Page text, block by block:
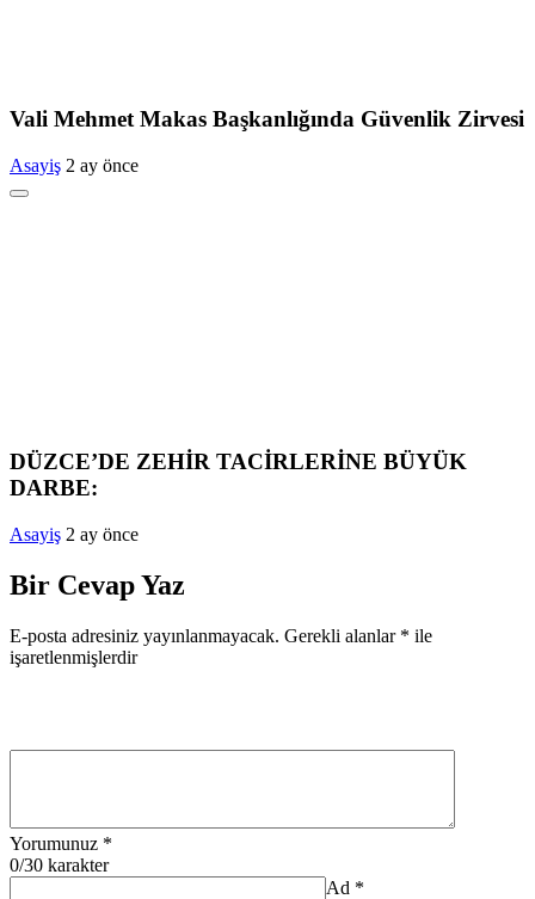
Vali Mehmet Makas Başkanlığında Güvenlik Zirvesi
Asayiş 2 ay önce
DÜZCE’DE ZEHİR TACİRLERİNE BÜYÜK
DARBE:
Asayiş 2 ay önce
Bir Cevap Yaz
E-posta adresiniz yayınlanmayacak. Gerekli alanlar * ile
işaretlenmişlerdir
Yorumunuz *
0/30 karakter
Ad *